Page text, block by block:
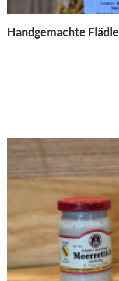
Handgemachte Flädle